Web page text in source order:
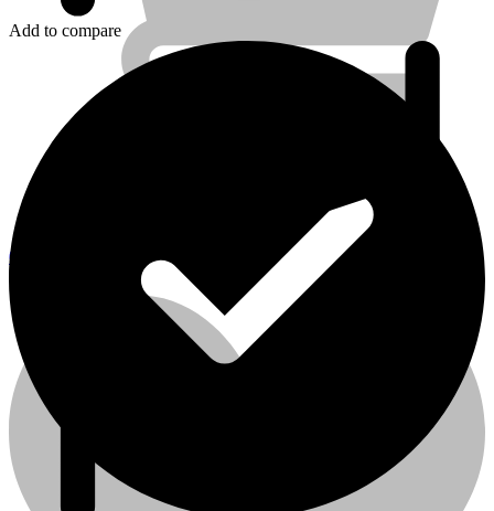
0
Add to compare